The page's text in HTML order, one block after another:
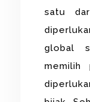
satu
global
memilih